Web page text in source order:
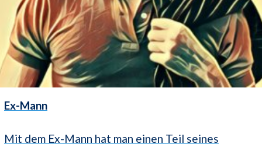
Ex-Mann
Mit dem Ex-Mann hat man einen Teil seines